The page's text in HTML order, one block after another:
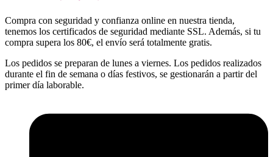
Compra con seguridad y confianza online en nuestra tienda,
tenemos los certificados de seguridad mediante SSL. Además, si tu
compra supera los 80€, el envío será totalmente gratis.
Los pedidos se preparan de lunes a viernes. Los pedidos realizados
durante el fin de semana o días festivos, se gestionarán a partir del
primer día laborable.